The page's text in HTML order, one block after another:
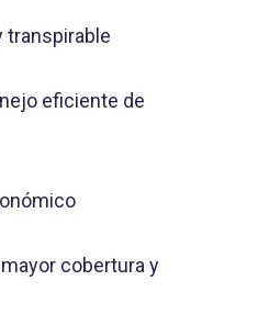
transpirable
eficiente de
cobertura y